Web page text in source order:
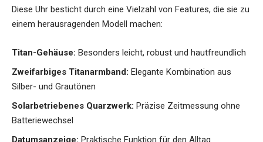
Diese Uhr besticht durch eine Vielzahl von Features, die sie zu
einem herausragenden Modell machen:
Titan-Gehäuse: Besonders leicht, robust und hautfreundlich
Zweifarbiges Titanarmband: Elegante Kombination aus
Silber- und Grautönen
Solarbetriebenes Quarzwerk: Präzise Zeitmessung ohne
Batteriewechsel
Datumsanzeige: Praktische Funktion für den Alltag